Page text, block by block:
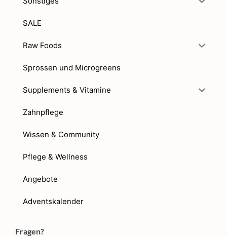
SALE
Raw Foods
Sprossen und Microgreens
Supplements & Vitamine
Zahnpflege
Wissen & Community
Pflege & Wellness
Angebote
Adventskalender
Fragen?